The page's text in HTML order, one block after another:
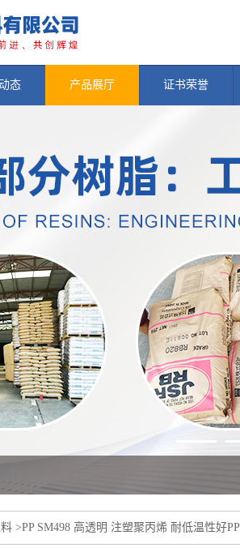
态 产品展厅 证书荣誉
>PP SM498 高透明 注塑聚丙烯 耐低温性好PP